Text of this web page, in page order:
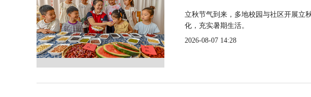
立秋节气到来，多地校园与社区开展立
化，充实暑期生活。
2026-08-07 14:28